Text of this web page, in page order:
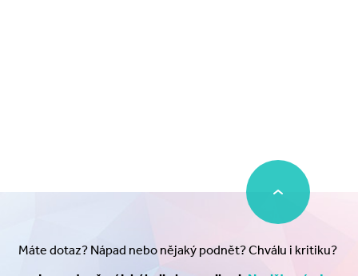
Máte dotaz? Nápad nebo nějaký podnět? Chválu i kritiku?